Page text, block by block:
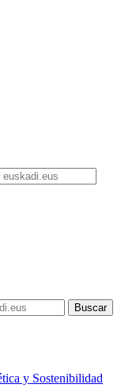
y Sostenibilidad